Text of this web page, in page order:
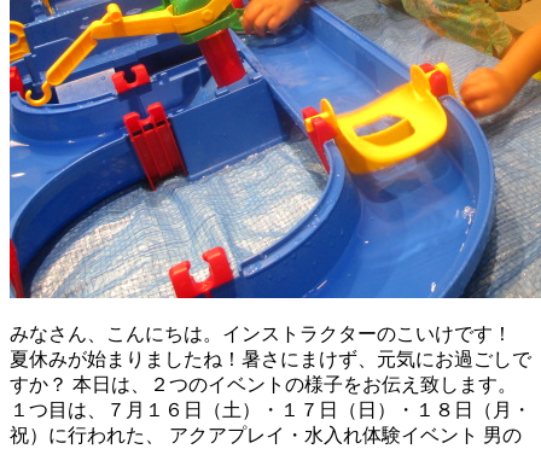
みなさん、こんにちは。インストラクターのこいけです！
夏休みが始まりましたね！暑さにまけず、元気にお過ごしで
すか？ 本日は、２つのイベントの様子をお伝え致します。
１つ目は、７月１６日（土）・１７日（日）・１８日（月・
祝）に行われた、 アクアプレイ・水入れ体験イベント 男の